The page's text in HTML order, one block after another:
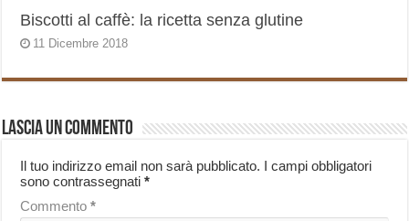
Biscotti al caffè: la ricetta senza glutine
11 Dicembre 2018
Lascia un commento
Il tuo indirizzo email non sarà pubblicato. I campi obbligatori
sono contrassegnati*
Commento*